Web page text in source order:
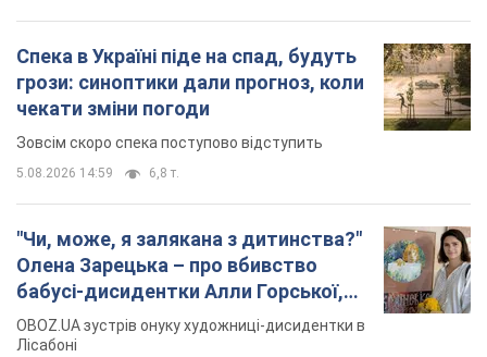
Спека в Україні піде на спад, будуть
грози: синоптики дали прогноз, коли
чекати зміни погоди
Зовсім скоро спека поступово відступить
5.08.2026 14:59 6,8 т.
"Чи, може, я залякана з дитинства?"
Олена Зарецька – про вбивство
бабусі-дисидентки Алли Горської,
критику Дмитра Стуса та втечу в
Португалію з 5 дітьми
OBOZ.UA зустрів онуку художниці-дисидентки в
Лісабоні